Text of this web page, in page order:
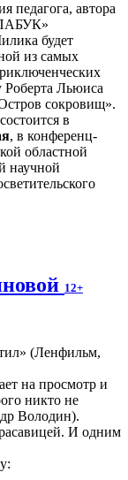
педагога, автора
будет
из самых
Роберта Льюиса
сокровищ».
в
, в конференц-
областной
научной
12+
на просмотр и
никто не
Володин).
И одним